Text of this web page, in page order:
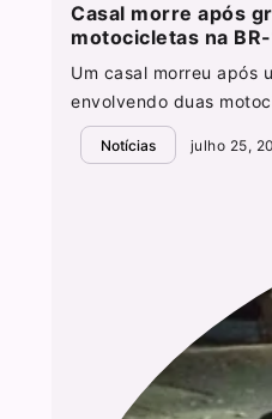
Casal morre após
motocicletas na
Um casal morreu após
envolvendo duas
Notícias julho 25,